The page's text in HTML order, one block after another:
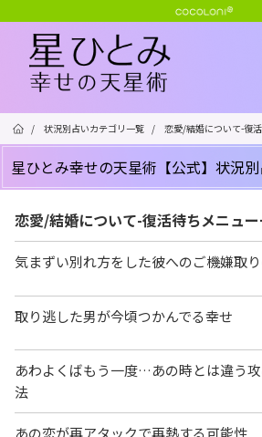
/ 状況別占いカテゴリ一覧 / 恋愛/結婚について-復
星ひとみ幸せの天星術【公式】状況
恋愛/結婚について-復活待ちメニュ
気まずい別れ方をした彼へのご機嫌取
取り逃した男が今頃つかんでる幸せ
あわよくばもう一度…あの時とは違う
法
あの恋が再アタックで再熱する可能性